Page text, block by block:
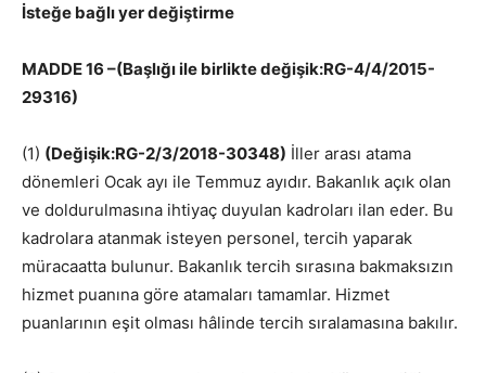
İsteğe bağlı yer değiştirme
MADDE 16 –(Başlığı ile birlikte değişik:RG-4/4/2015-
29316)
(1) (Değişik:RG-2/3/2018-30348) İller arası atama
dönemleri Ocak ayı ile Temmuz ayıdır. Bakanlık açık olan
ve doldurulmasına ihtiyaç duyulan kadroları ilan eder. Bu
kadrolara atanmak isteyen personel, tercih yaparak
müracaatta bulunur. Bakanlık tercih sırasına bakmaksızın
hizmet puanına göre atamaları tamamlar. Hizmet
puanlarının eşit olması hâlinde tercih sıralamasına bakılır.